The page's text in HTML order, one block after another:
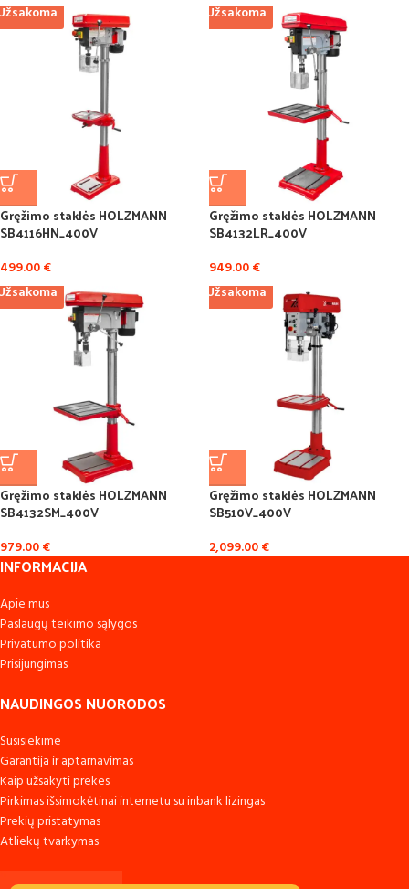
Gręžimo staklės HOLZMANN
SB4116HN_400V
499.00€
Užsakoma
Gręžimo staklės HOLZMANN
SB4132LR_400V
949.00€
Gręžimo staklės HOLZMANN
SB4132SM_400V
979.00€
Užsakoma
Gręžimo staklės HOLZMANN
SB510V_400V
2,099.00€
INFORMACIJA
Apie mus
Paslaugų teikimo sąlygos
Privatumo politika
Prisijungimas
NAUDINGOS NUORODOS
Susisiekime
Garantija ir aptarnavimas
Kaip užsakyti prekes
Pirkimas išsimokėtinai internetu su inbank lizingas
Prekių pristatymas
Atliekų tvarkymas